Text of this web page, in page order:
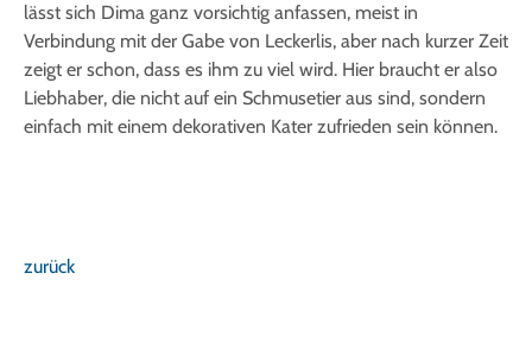
lässt sich Dima ganz vorsichtig anfassen, meist in
Verbindung mit der Gabe von Leckerlis, aber nach kurzer Zeit
zeigt er schon, dass es ihm zu viel wird. Hier braucht er also
Liebhaber, die nicht auf ein Schmusetier aus sind, sondern
einfach mit einem dekorativen Kater zufrieden sein können.
zurück